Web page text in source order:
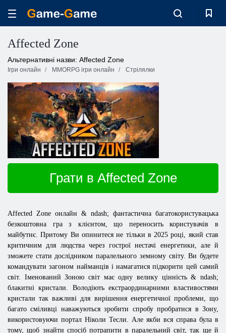
Affected Zone
Альтернативні назви: Affected Zone
Ігри онлайн MMORPG ігри онлайн Стрілялки
Грати в Affected Zone
Affected Zone онлайн & ndash; фантастична багатокористувацька
безкоштовна гра з клієнтом, що переносить користувачів в
майбутнє. Притому Ви опинитеся не тільки в 2025 році, який став
критичним для людства через гострої нестачі енергетики, але й
зможете стати дослідником паралельного земному світу. Ви будете
командувати загоном найманців і намагатися підкорити цей самий
світ. Іменований Зоною світ має одну велику цінність & ndash;
блакитні кристали. Володіють екстраординарними властивостями
кристали так важливі для вирішення енергетичної проблеми, що
багато сміливці наважуються зробити спробу пробратися в Зону,
використовуючи портал Ніколи Тесли. Але якби вся справа була в
тому, щоб знайти спосіб потрапити в паралельний світ, так ще й